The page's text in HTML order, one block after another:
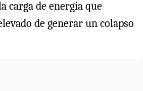
carga de energía que
de generar un colapso